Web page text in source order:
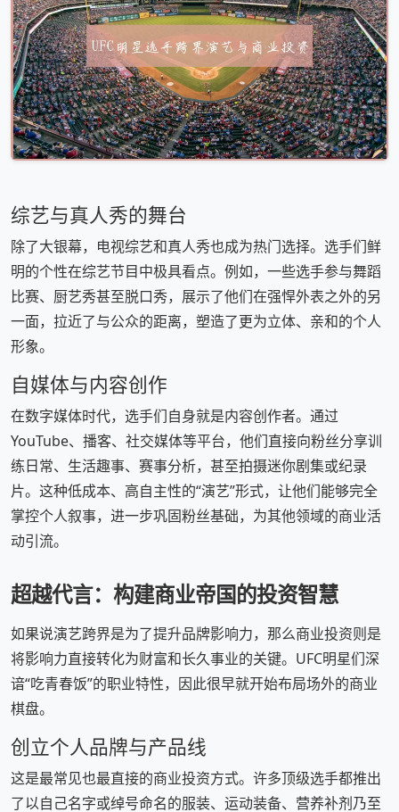
综艺与真人秀的舞台
除了大银幕，电视综艺和真人秀也成为热门选择。选手们鲜
明的个性在综艺节目中极具看点。例如，一些选手参与舞蹈
比赛、厨艺秀甚至脱口秀，展示了他们在强悍外表之外的另
一面，拉近了与公众的距离，塑造了更为立体、亲和的个人
形象。
自媒体与内容创作
在数字媒体时代，选手们自身就是内容创作者。通过
YouTube、播客、社交媒体等平台，他们直接向粉丝分享训
练日常、生活趣事、赛事分析，甚至拍摄迷你剧集或纪录
片。这种低成本、高自主性的“演艺”形式，让他们能够完全
掌控个人叙事，进一步巩固粉丝基础，为其他领域的商业活
动引流。
超越代言：构建商业帝国的投资智慧
如果说演艺跨界是为了提升品牌影响力，那么商业投资则是
将影响力直接转化为财富和长久事业的关键。UFC明星们深
谙“吃青春饭”的职业特性，因此很早就开始布局场外的商业
棋盘。
创立个人品牌与产品线
这是最常见也最直接的商业投资方式。许多顶级选手都推出
了以自己名字或绰号命名的服装、运动装备、营养补剂乃至